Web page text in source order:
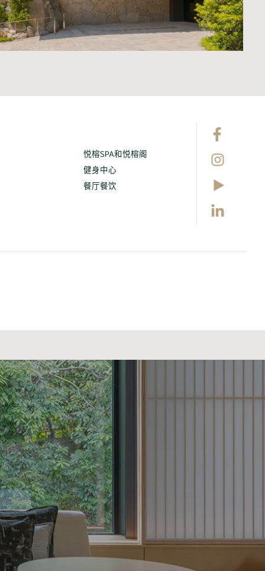
悦榕SPA和悦榕阁
健身中心
餐厅餐饮